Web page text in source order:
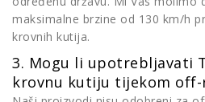
maksimalne brzine od 130 km/h
krovnih kutija.
3. Mogu li upotrebljavati
krovnu kutiju tijekom off-